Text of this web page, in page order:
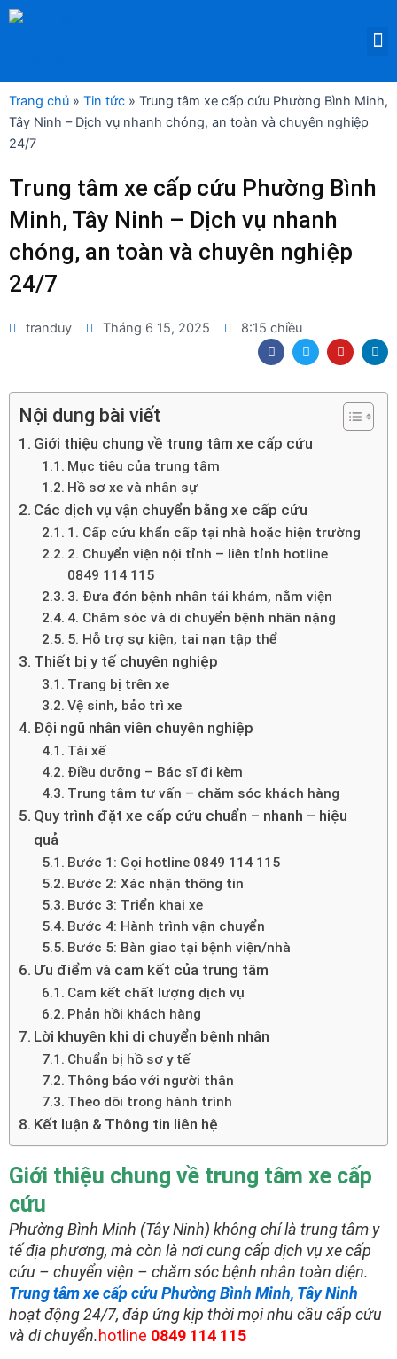
Nhảy
Trang chủ » Tin tức » Trung tâm xe cấp cứu Phường Bình Minh,
Tây Ninh – Dịch vụ nhanh chóng, an toàn và chuyên nghiệp
24/7
Trung tâm xe cấp cứu Phường Bình
Minh, Tây Ninh – Dịch vụ nhanh
chóng, an toàn và chuyên nghiệp
24/7
tranduy Tháng 6 15, 2025 8:15 chiều
F
a
c
b
k
T
w
i
t
Y
o
u
u
b
e
L
i
n
e
d
i
Nội dung bài viết
Giới thiệu chung về trung tâm xe cấp cứu
Mục tiêu của trung tâm
Hồ sơ xe và nhân sự
Các dịch vụ vận chuyển bằng xe cấp cứu
1. Cấp cứu khẩn cấp tại nhà hoặc hiện trường
2. Chuyển viện nội tỉnh – liên tỉnh hotline
0849 114 115
3. Đưa đón bệnh nhân tái khám, nằm viện
4. Chăm sóc và di chuyển bệnh nhân nặng
5. Hỗ trợ sự kiện, tai nạn tập thể
Thiết bị y tế chuyên nghiệp
Trang bị trên xe
Vệ sinh, bảo trì xe
Đội ngũ nhân viên chuyên nghiệp
Tài xế
Điều dưỡng – Bác sĩ đi kèm
Trung tâm tư vấn – chăm sóc khách hàng
Quy trình đặt xe cấp cứu chuẩn – nhanh – hiệu
quả
Bước 1: Gọi hotline 0849 114 115
Bước 2: Xác nhận thông tin
Bước 3: Triển khai xe
Bước 4: Hành trình vận chuyển
Bước 5: Bàn giao tại bệnh viện/nhà
Ưu điểm và cam kết của trung tâm
Cam kết chất lượng dịch vụ
Phản hồi khách hàng
Lời khuyên khi di chuyển bệnh nhân
Chuẩn bị hồ sơ y tế
Thông báo với người thân
Theo dõi trong hành trình
Kết luận & Thông tin liên hệ
Giới thiệu chung về trung tâm xe cấp
cứu
Phường Bình Minh (Tây Ninh) không chỉ là trung tâm y
tế địa phương, mà còn là nơi cung cấp dịch vụ xe cấp
cứu – chuyển viện – chăm sóc bệnh nhân toàn diện.
Trung tâm xe cấp cứu Phường Bình Minh, Tây Ninh
hoạt động 24/7, đáp ứng kịp thời mọi nhu cầu cấp cứu
và di chuyển.hotline 0849 114 115